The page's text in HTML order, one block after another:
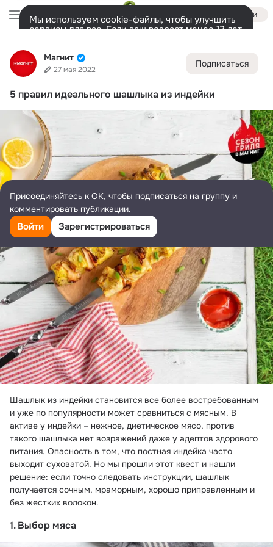
Магнит
27 мая 2022
Подписаться
5 правил идеального шашлыка из индейки
Шашлык из индейки становится все более востребованным
и уже по популярности может сравниться с мясным. В
активе у индейки – нежное, диетическое мясо, против
такого шашлыка нет возражений даже у адептов здорового
питания. Опасность в том, что постная индейка часто
выходит суховатой. Но мы прошли этот квест и нашли
решение: если точно следовать инструкции, шашлык
получается сочным, мраморным, хорошо приправленным и
1. Выбор мяса
Войти
Мы используем cookie-файлы, чтобы улучшить
сервисы для вас. Если ваш возраст менее 13 лет,
представитель.
Разрешить все
Лента Участники 208K 7.8K Ещё
Дополнительная
Присоединяйтесь к ОК, чтобы подписаться на группу и
комментировать публикации.
Войти Зарегистрироваться